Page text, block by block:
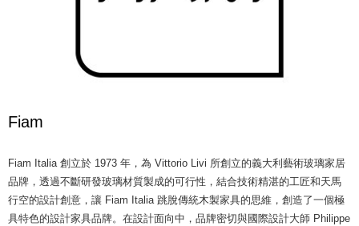
Fiam
Fiam Italia 創立於 1973 年，為 Vittorio Livi 所創立的義大利藝術玻璃家居
品牌，透過不斷研發玻璃材質製成的可行性，結合技術精湛的工匠和天馬
行空的設計創意，讓 Fiam Italia 跳脫傳統木製家具的思維，創造了一個極
具特色的設計家具品牌。在設計面向中，品牌密切與國際設計大師 Philippe